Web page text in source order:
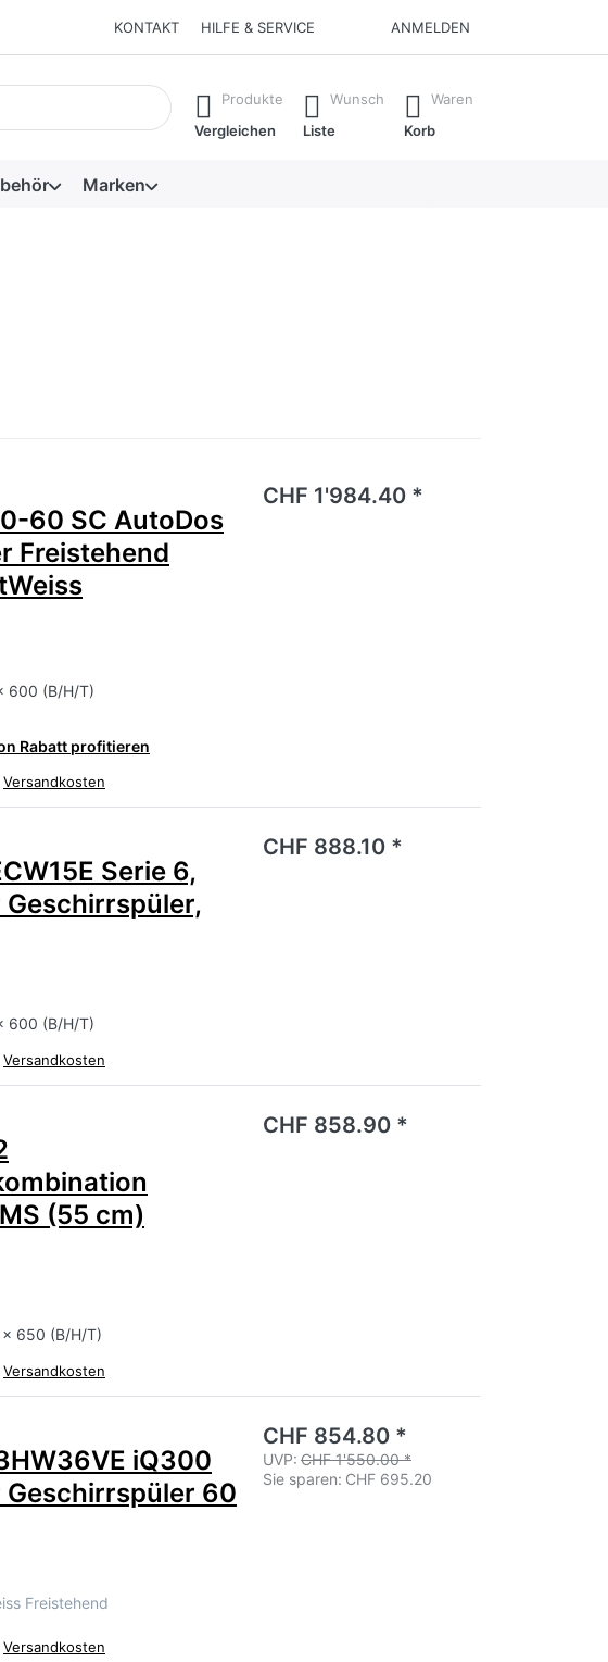
KONTAKT HILFE & SERVICE ANMELDEN
automatisch erste Ergebnisse. Drücken Sie die Eingabetaste, um alle
Produkte
Vergleichen
Wunsch
Liste
Waren
Korb
Marken
Produkt liegen noch keine Bewertungen vor.
60 SC AutoDos
Freistehend
600 (B/H/T)
Rabatt profitieren
Versandkosten
CHF 1'984.40 *
liegen noch keine Bewertungen vor.
Serie 6,
600 (B/H/T)
Versandkosten
CHF 888.10 *
Produkt liegen noch keine Bewertungen vor.
(55 cm)
650 (B/H/T)
Versandkosten
CHF 858.90 *
Produkt liegen noch keine Bewertungen vor.
iQ300
Geschirrspüler 60
Freistehend
Versandkosten
CHF 854.80 *
UVP: CHF 1'550.00 *
Sie sparen: CHF 695.20